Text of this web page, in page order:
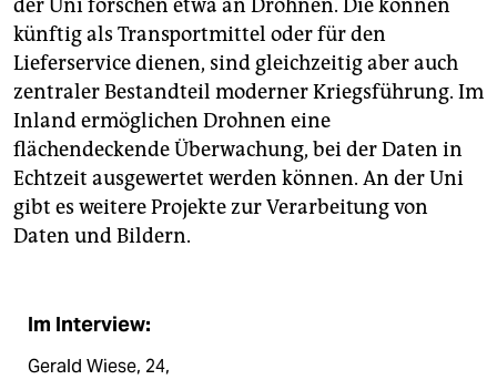
der Uni forschen etwa an Drohnen. Die können
künftig als Transportmittel oder für den
Lieferservice dienen, sind gleichzeitig aber auch
zentraler Bestandteil moderner Kriegsführung. Im
Inland ermöglichen Drohnen eine
flächendeckende Überwachung, bei der Daten in
Echtzeit ausgewertet werden können. An der Uni
gibt es weitere Projekte zur Verarbeitung von
Daten und Bildern.
Im Interview:
Gerald Wiese, 24,